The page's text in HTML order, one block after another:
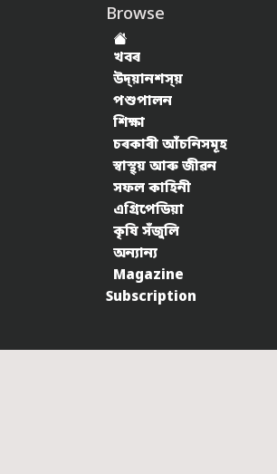
Browse
খবৰ
উদ্য়ানশস্য়
পশুপালন
শিক্ষা
চৰকাৰী আঁচনিসমূহ
স্বাস্থ্য় আৰু জীৱন
সফল কাহিনী
এগ্ৰিপেডিয়া
কৃষি সঁজুলি
অন্যান্য
Magazine
Subscription